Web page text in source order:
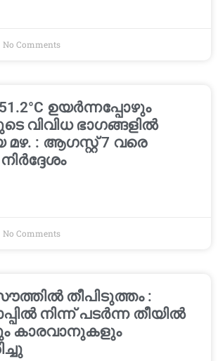
No Comments
ഉയർന്നപ്പോഴും
വിവിധ ഭാഗങ്ങളിൽ
: ആഗസ്റ്റ് 7 വരെ
No Comments
തീപിടുത്തം :
നിന്ന് പടർന്ന തീയിൽ
കാരവാനുകളും